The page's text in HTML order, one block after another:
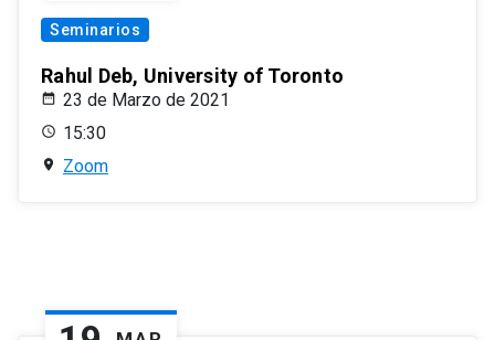
Seminarios
Rahul Deb, University of Toronto
23 de Marzo de 2021
15:30
Zoom